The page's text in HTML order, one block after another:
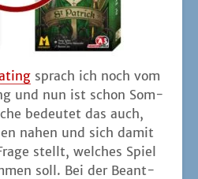
sprach ich noch vom
und nun ist schon Som­
bedeu­tet das auch,
nahen und sich damit
stellt, wel­ches Spiel
soll. Bei der Beant­